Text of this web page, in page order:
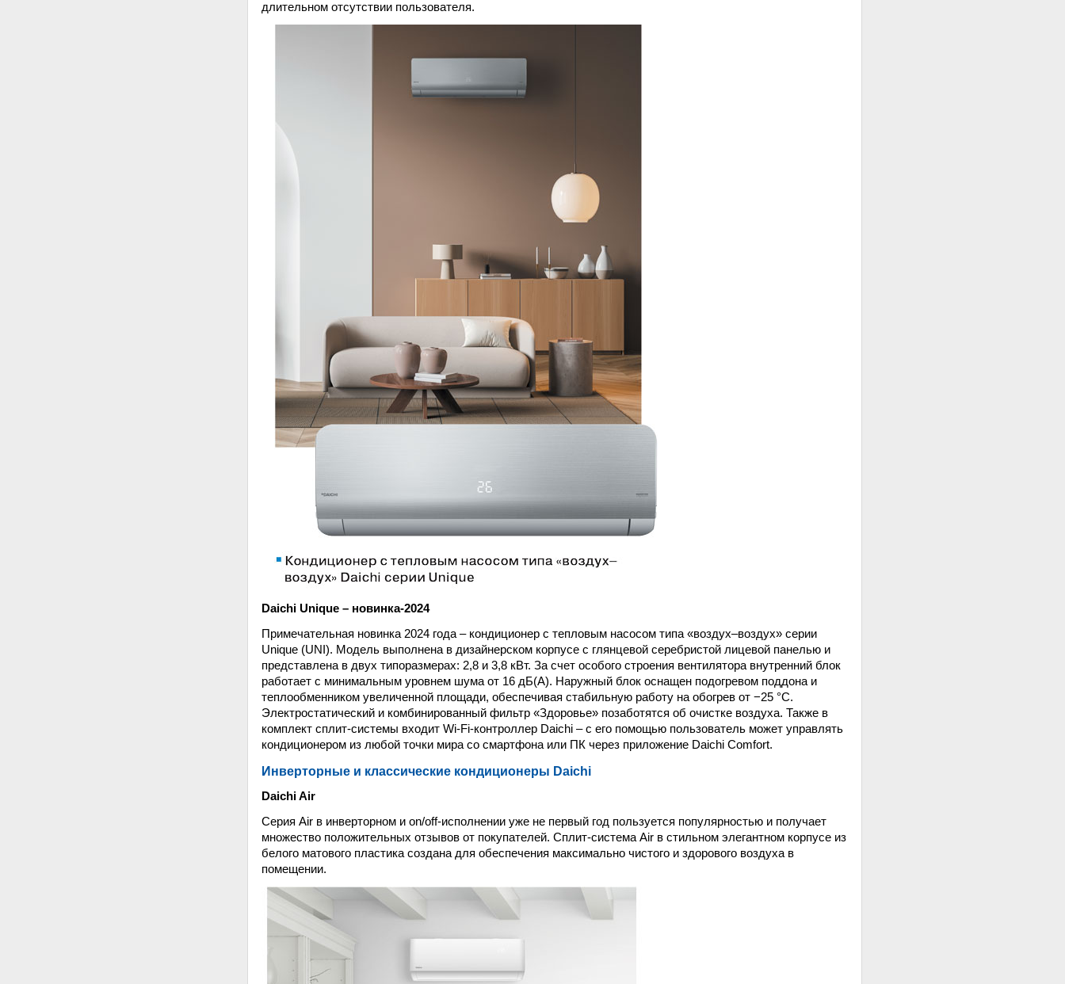
длительном отсутствии пользователя.
Daichi Unique – новинка-2024
Примечательная новинка 2024 года – кондиционер с тепловым насосом типа «воздух–воздух» серии
Unique (UNI). Модель выполнена в дизайнерском корпусе с глянцевой серебристой лицевой панелью и
представлена в двух типоразмерах: 2,8 и 3,8 кВт. За счет особого строения вентилятора внутренний блок
работает с минимальным уровнем шума от 16 дБ(А). Наружный блок оснащен подогревом поддона и
теплообменником увеличенной площади, обеспечивая стабильную работу на обогрев от −25 °C.
Электростатический и комбинированный фильтр «Здоровье» позаботятся об очистке воздуха. Также в
комплект сплит-системы входит Wi-Fi-контроллер Daichi – с его помощью пользователь может управлять
кондиционером из любой точки мира со смартфона или ПК через приложение Daichi Comfort.
Инверторные и классические кондиционеры Daichi
Daichi Air
Серия Air в инверторном и on/off-исполнении уже не первый год пользуется популярностью и получает
множество положительных отзывов от покупателей. Сплит-система Air в стильном элегантном корпусе из
белого матового пластика создана для обеспечения максимально чистого и здорового воздуха в
помещении.